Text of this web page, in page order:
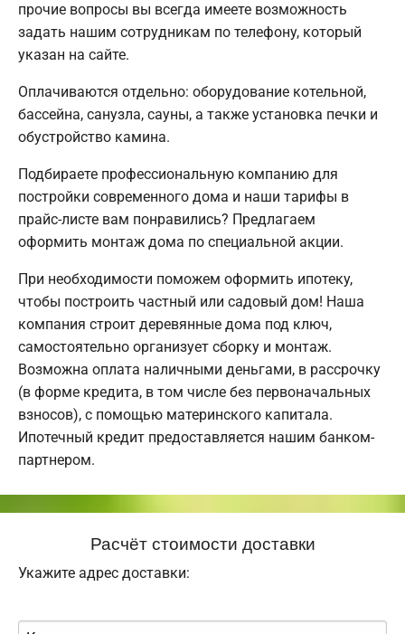
прочие вопросы вы всегда имеете возможность
задать нашим сотрудникам по телефону, который
указан на сайте.
Оплачиваются отдельно: оборудование котельной,
бассейна, санузла, сауны, а также установка печки и
обустройство камина.
Подбираете профессиональную компанию для
постройки современного дома и наши тарифы в
прайс-листе вам понравились? Предлагаем
оформить монтаж дома по специальной акции.
При необходимости поможем оформить ипотеку,
чтобы построить частный или садовый дом! Наша
компания строит деревянные дома под ключ,
самостоятельно организует сборку и монтаж.
Возможна оплата наличными деньгами, в рассрочку
(в форме кредита, в том числе без первоначальных
взносов), с помощью материнского капитала.
Ипотечный кредит предоставляется нашим банком-
партнером.
Расчёт стоимости доставки
Укажите адрес доставки: